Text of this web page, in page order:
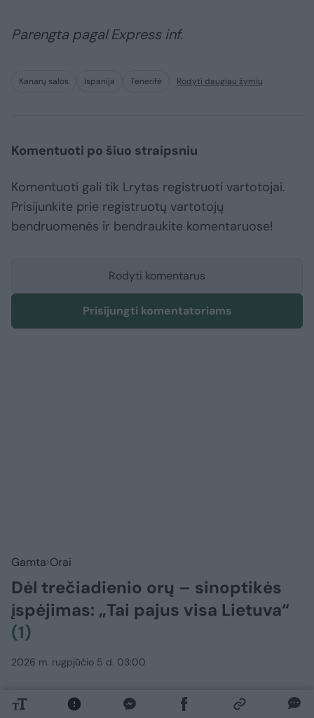
Parengta pagal Express inf.
Kanarų salos Ispanija Tenerifė Rodyti daugiau žymių
Komentuoti po šiuo straipsniu
Komentuoti gali tik Lrytas registruoti vartotojai.
Prisijunkite prie registruotų vartotojų
bendruomenės ir bendraukite komentaruose!
Rodyti komentarus
Prisijungti komentatoriams
Gamta Orai
Dėl trečiadienio orų – sinoptikės
įspėjimas: „Tai pajus visa Lietuva“
(1)
2026 m. rugpjūčio 5 d. 03:00